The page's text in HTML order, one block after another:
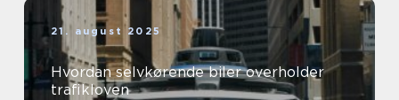
21. august 2025
Hvordan selvkørende biler overholder
trafikloven